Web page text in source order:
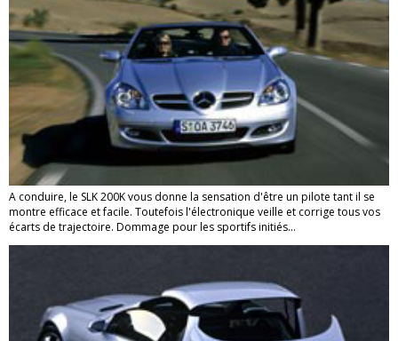
A conduire, le SLK 200K vous donne la sensation d'être un pilote tant il se
montre efficace et facile. Toutefois l'électronique veille et corrige tous vos
écarts de trajectoire. Dommage pour les sportifs initiés...